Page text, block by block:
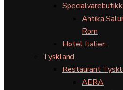
Antika
Rom
Hotel Italien
Tyskland
Restaurant
AERA